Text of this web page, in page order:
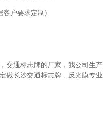
客户要求定制)
交通标志牌的厂家，我公司生
做长沙交通标志牌，反光膜专业